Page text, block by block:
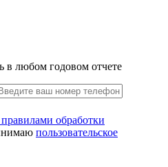
в любом годовом отчете
правилами обработки
пользовательское